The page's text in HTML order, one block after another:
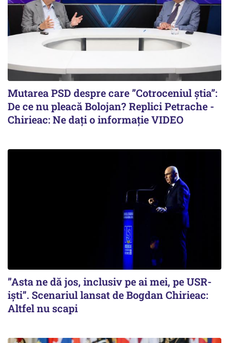
Mutarea PSD despre care ”Cotroceniul știa”:
De ce nu pleacă Bolojan? Replici Petrache -
Chirieac: Ne dați o informație VIDEO
”Asta ne dă jos, inclusiv pe ai mei, pe USR-
iști”. Scenariul lansat de Bogdan Chirieac:
Altfel nu scapi